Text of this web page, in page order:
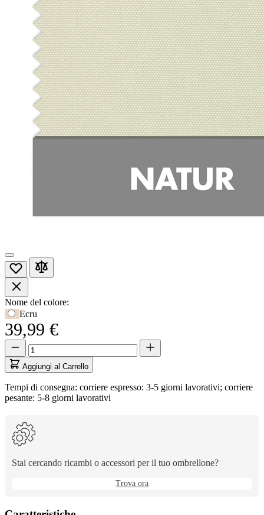
Opzioni
prodotto
Nome del colore:
Usa
il
tasto
Tab
per
accedere
alla
prima
opzione,
tasti
freccia
navigare
Ecru
39,99 €
Quantità
aggiornata
1
Quantità
Aggiungi al Carrello
Tempi di consegna: corriere espresso: 3-5 giorni lavorativi; corriere
pesante: 5-8 giorni lavorativi
Stai cercando ricambi o accessori per il tuo ombrellone?
Trova ora